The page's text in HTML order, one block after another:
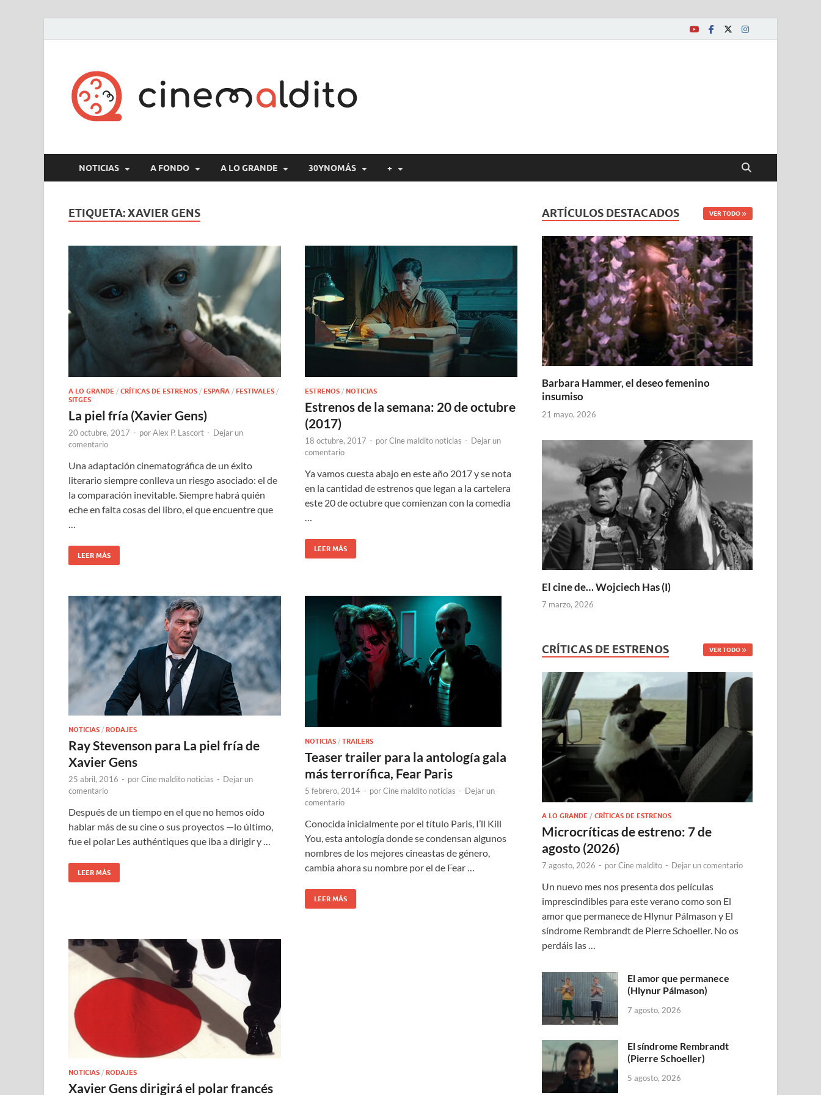
NOTICIAS A FONDO A LO GRANDE 30YNOMÁS +
ETIQUETA:XAVIER GENS
A LO GRANDE / CRÍTICAS DE ESTRENOS / ESPAÑA / FESTIVALES /
SITGES
La piel fría (Xavier Gens)
20 octubre, 2017 - porAlex P. Lascort - Dejar un
comentario
Una adaptación cinematográfica de un éxito
literario siempre conlleva un riesgo asociado: el de
la comparación inevitable. Siempre habrá quién
eche en falta cosas del libro, el que encuentre que
LEER MÁS
ESTRENOS / NOTICIAS
Estrenos de la semana: 20 de octubre
(2017)
18 octubre, 2017 - porCine maldito noticias - Dejar un
comentario
Ya vamos cuesta abajo en este año 2017 y se nota
en la cantidad de estrenos que legan a la cartelera
este 20 de octubre que comienzan con la comedia
LEER MÁS
NOTICIAS / RODAJES
Ray Stevenson para La piel fría de
Xavier Gens
25 abril, 2016 - porCine maldito noticias - Dejar un
comentario
Después de un tiempo en el que no hemos oído
hablar más de su cine o sus proyectos —lo último,
fue el polar Les authéntiques que iba a dirigir y …
LEER MÁS
NOTICIAS / TRAILERS
Teaser trailer para la antología gala
más terrorífica, Fear Paris
5 febrero, 2014 - porCine maldito noticias - Dejar un
comentario
Conocida inicialmente por el título Paris, I’ll Kill
You, esta antología donde se condensan algunos
nombres de los mejores cineastas de género,
cambia ahora su nombre por el de Fear …
LEER MÁS
NOTICIAS / RODAJES
Xavier Gens dirigirá el polar francés
ARTÍCULOS DESTACADOS VER TODO
Barbara Hammer, el deseo femenino
insumiso
21 mayo, 2026
El cine de… Wojciech Has (I)
7 marzo, 2026
CRÍTICAS DE ESTRENOS VER TODO
A LO GRANDE /CRÍTICAS DE ESTRENOS
Microcríticas de estreno: 7 de
agosto (2026)
7 agosto, 2026 - porCine maldito - Dejar un comentario
Un nuevo mes nos presenta dos películas
imprescindibles para este verano como son El
amor que permanece de Hlynur Pálmason y El
síndrome Rembrandt de Pierre Schoeller. No os
perdáis las …
El amor que permanece
(Hlynur Pálmason)
7 agosto, 2026
El síndrome Rembrandt
(Pierre Schoeller)
5 agosto, 2026